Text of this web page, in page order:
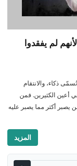
لم يفقدوا
ذكاء، والانتقام
أعين الكثيرين. فمن
يصبر أكثر مما يصبر عليه
المزيد